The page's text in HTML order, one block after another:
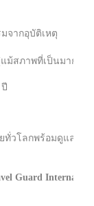
จากอุบัติเหตุ
ม้สภาพที่เป็นมาก่อน
วโลกพร้อมดูแลคุณ
Guard